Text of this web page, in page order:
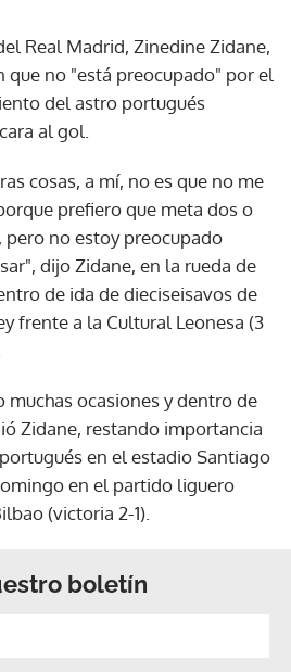
Real Madrid, Zinedine Zidane,
que no "está preocupado" por el
del astro portugués
al gol.
cosas, a mí, no es que no me
prefiero que meta dos o
no estoy preocupado
dijo Zidane, en la rueda de
de ida de dieciseisavos de
frente a la Cultural Leonesa (3
muchas ocasiones y dentro de
Zidane, restando importancia
en el estadio Santiago
en el partido liguero
(victoria 2-1).
boletín